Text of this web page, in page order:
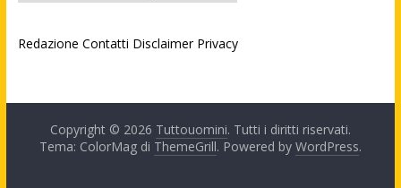
Redazione Contatti Disclaimer Privacy
Copyright © 2026 Tuttouomini. Tutti i diritti riservati.
Tema: ColorMag di ThemeGrill. Powered by WordPress.